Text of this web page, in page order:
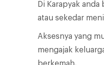
Di Karapyak
atau sekedar
Aksesnya yang
mengajak